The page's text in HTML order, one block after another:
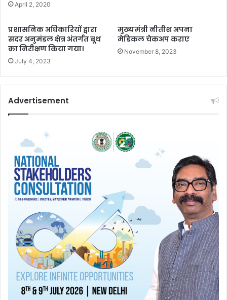
April 2, 2020
प्रशासनिक अधिकारियों द्वारा
सदर अनुमंडल क्षेत्र अंतर्गत बूथ
का निरीक्षण किया गया।
July 4, 2023
मुख्यमंत्री नीतीश अपना
मेडिकल चेकअप कराए
November 8, 2023
Advertisement